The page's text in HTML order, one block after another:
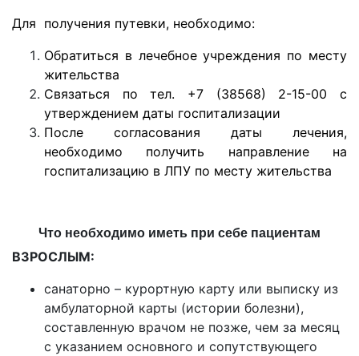
Для получения путевки, необходимо:
Обратиться в лечебное учреждения по месту
жительства
Связаться по тел. +7 (38568) 2-15-00 с
утверждением даты госпитализации
После согласования даты лечения,
необходимо получить направление на
госпитализацию в ЛПУ по месту жительства
Что необходимо иметь при себе пациентам
ВЗРОСЛЫМ:
санаторно – курортную карту или выписку из
амбулаторной карты (истории болезни),
составленную врачом не позже, чем за месяц
с указанием основного и сопутствующего